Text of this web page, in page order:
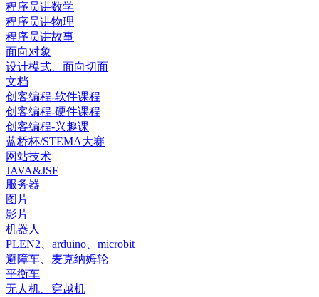
程序员讲数学
程序员讲物理
程序员讲故事
面向对象
设计模式、面向切面
文档
创客编程-软件课程
创客编程-硬件课程
创客编程-兴趣课
蓝桥杯/STEMA大赛
网站技术
JAVA&JSF
服务器
图片
影片
机器人
PLEN2、arduino、microbit
避障车、麦克纳姆轮
平衡车
无人机、穿越机